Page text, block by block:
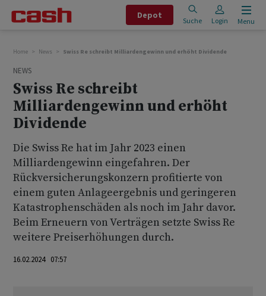
Depot
Suche Login Menu
Home News Swiss Re schreibt Milliardengewinn und erhöht Dividende
NEWS
Swiss Re schreibt
Milliardengewinn und erhöht
Dividende
Die Swiss Re hat im Jahr 2023 einen
Milliardengewinn eingefahren. Der
Rückversicherungskonzern profitierte von
einem guten Anlageergebnis und geringeren
Katastrophenschäden als noch im Jahr davor.
Beim Erneuern von Verträgen setzte Swiss Re
weitere Preiserhöhungen durch.
16.02.2024 07:57